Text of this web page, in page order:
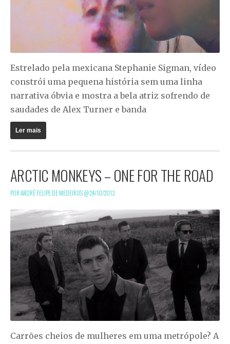
Estrelado pela mexicana Stephanie Sigman, vídeo
constrói uma pequena história sem uma linha
narrativa óbvia e mostra a bela atriz sofrendo de
saudades de Alex Turner e banda
Ler mais
ARCTIC MONKEYS – ONE FOR THE ROAD
POR ANDRÉ FELIPE DE MEDEIROS @24/10/2013
Carrões cheios de mulheres em uma metrópole? A